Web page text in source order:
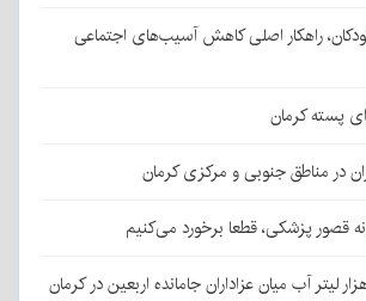
راهکار اصلی کاهش آسیب‌های اجتماعی
پسته کرمان
در مناطق جنوبی و مرکزی کرمان
قصور پزشکی، قطعا برخورد می‌کنیم